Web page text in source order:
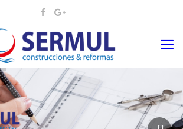
¡¡DAMOS VIDA A SUS